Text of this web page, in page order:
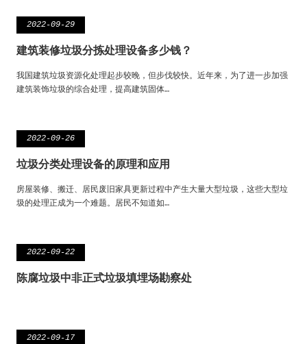
2022-09-29
建筑装修垃圾分拣处理设备多少钱？
我国建筑垃圾资源化处理起步较晚，但步伐较快。近年来，为了进一步加强
建筑装饰垃圾的综合处理，提高建筑固体…
2022-09-26
垃圾分类处理设备的原理和应用
房屋装修、搬迁、居民废旧家具更新过程中产生大量大型垃圾，这些大型垃
圾的处理正成为一个难题。居民不知道如…
2022-09-22
陈腐垃圾中非正式垃圾填埋场勘察处
2022-09-17